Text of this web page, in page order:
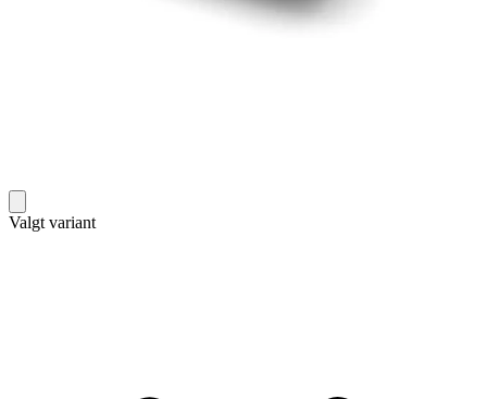
Valgt variant